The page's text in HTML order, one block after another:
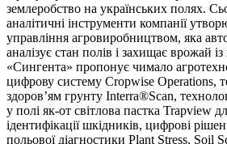
землеробство на українських полях.
аналітичні інструменти компанії
управління агровиробництвом, яка
аналізує стан полів і захищає врожай
«Сингента» пропонує чимало
цифрову систему Cropwise Operations,
здоров’ям грунту Interra®Scan,
у полі як-от світлова пастка Trapview
ідентифікації шкідників, цифрові
польової діагностики Plant Stress, Soil